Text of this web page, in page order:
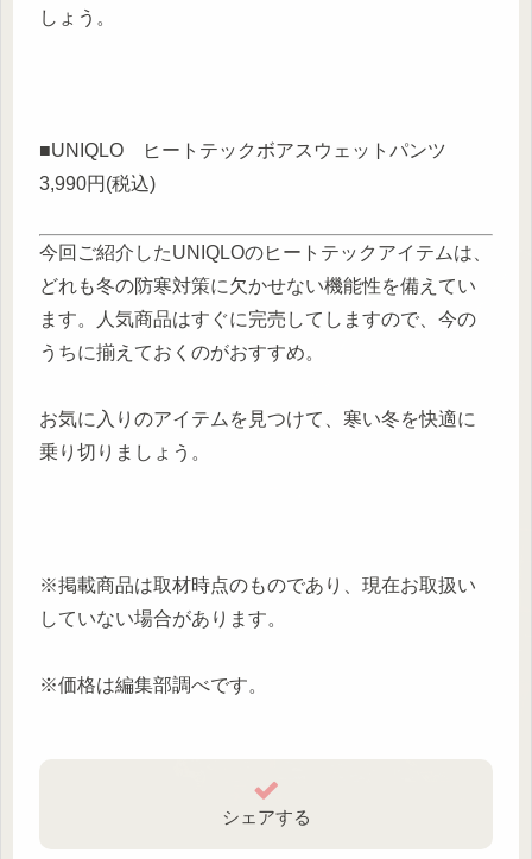
しょう。
■UNIQLO ヒートテックボアスウェットパンツ
3,990円(税込)
今回ご紹介したUNIQLOのヒートテックアイテムは、
どれも冬の防寒対策に欠かせない機能性を備えてい
ます。人気商品はすぐに完売してしますので、今の
うちに揃えておくのがおすすめ。
お気に入りのアイテムを見つけて、寒い冬を快適に
乗り切りましょう。
※掲載商品は取材時点のものであり、現在お取扱い
していない場合があります。
※価格は編集部調べです。
シェアする